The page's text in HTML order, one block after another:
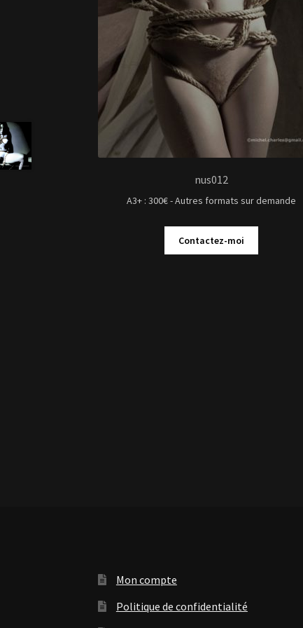
nus012
A3+ : 300€ - Autres formats sur demande
Contactez-moi
Mon compte
Politique de confidentialité